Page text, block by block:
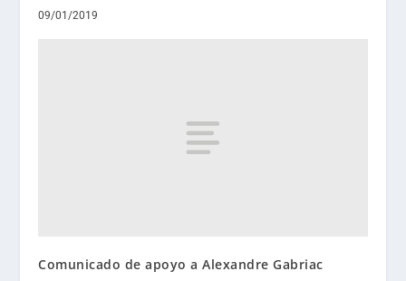
09/01/2019
Comunicado de apoyo a Alexandre Gabriac